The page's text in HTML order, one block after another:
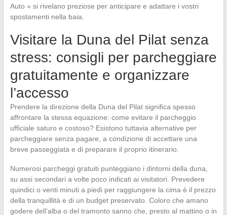
Auto » si rivelano preziose per anticipare e adattare i vostri
spostamenti nella baia.
Visitare la Duna del Pilat senza
stress: consigli per parcheggiare
gratuitamente e organizzare
l’accesso
Prendere la direzione della Duna del Pilat significa spesso
affrontare la stessa equazione: come evitare il parcheggio
ufficiale saturo e costoso? Esistono tuttavia alternative per
parcheggiare senza pagare, a condizione di accettare una
breve passeggiata e di preparare il proprio itinerario.
Numerosi parcheggi gratuiti punteggiano i dintorni della duna,
su assi secondari a volte poco indicati ai visitatori. Prevedere
quindici o venti minuti a piedi per raggiungere la cima è il prezzo
della tranquillità e di un budget preservato. Coloro che amano
godere dell’alba o del tramonto sanno che, presto al mattino o in